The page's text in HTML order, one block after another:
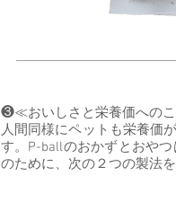
❸≪おいしさと栄養価への
人間同様にペットも栄養価
す。P-ballのおかずとおや
のために、次の２つの製法